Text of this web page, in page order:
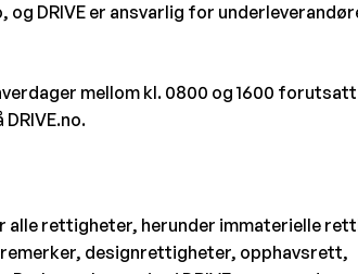
og DRIVE er ansvarlig for
mellom kl. 0800 og 1600
alle rettigheter, herunder immaterielle
designrettigheter, opphavsrett,